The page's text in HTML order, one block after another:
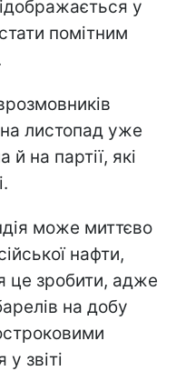
у
помітним
листопад уже
на партії, які
може миттєво
нафти,
це зробити, адже
на добу
звіті